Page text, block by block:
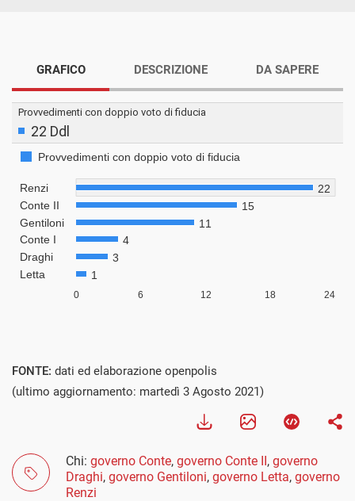
GRAFICO DESCRIZIONE DA SAPERE
FONTE: dati ed elaborazione openpolis
(ultimo aggiornamento: martedì 3 Agosto 2021)
Chi: governo Conte, governo Conte II, governo
Draghi, governo Gentiloni, governo Letta, governo
Renzi